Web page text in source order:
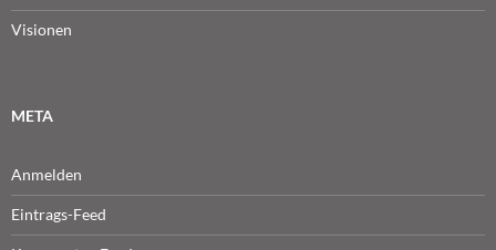
Visionen
META
Anmelden
Eintrags-Feed